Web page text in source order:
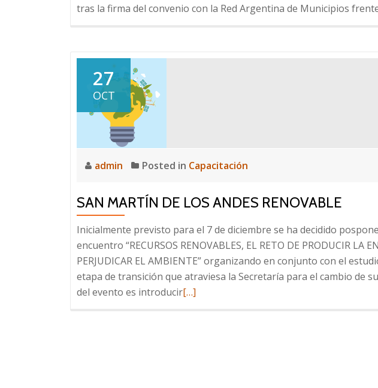
tras la firma del convenio con la Red Argentina de Municipios
27
OCT
admin Posted in Capacitación
SAN MARTÍN DE LOS ANDES RENOVABLE
Inicialmente previsto para el 7 de diciembre se ha decidido
encuentro “RECURSOS RENOVABLES, EL RETO DE PRODUCIR LA
PERJUDICAR EL AMBIENTE” organizando en conjunto con el
etapa de transición que atraviesa la Secretaría para el cambio de
del evento es introducirRead
[…]